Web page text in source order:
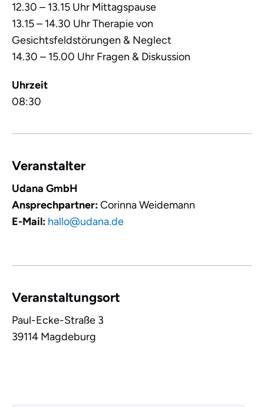
12.30 – 13.15 Uhr Mittagspause
13.15 – 14.30 Uhr Therapie von
Gesichtsfeldstörungen & Neglect
14.30 – 15.00 Uhr Fragen & Diskussion
Uhrzeit
08:30
Veranstalter
Udana GmbH
Ansprechpartner:Corinna Weidemann
E-Mail: hallo@udana.de
Veranstaltungsort
Paul-Ecke-Straße 3
39114 Magdeburg